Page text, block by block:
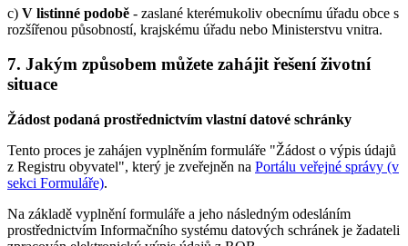
c) V listinné podobě - zaslané kterémukoliv obecnímu úřadu obce s
rozšířenou působností, krajskému úřadu nebo Ministerstvu vnitra.
7. Jakým způsobem můžete zahájit řešení životní
situace
Žádost podaná prostřednictvím vlastní datové schránky
Tento proces je zahájen vyplněním formuláře "Žádost o výpis údajů
z Registru obyvatel", který je zveřejněn na Portálu veřejné správy (v
sekci Formuláře).
Na základě vyplnění formuláře a jeho následným odesláním
prostřednictvím Informačního systému datových schránek je žadateli